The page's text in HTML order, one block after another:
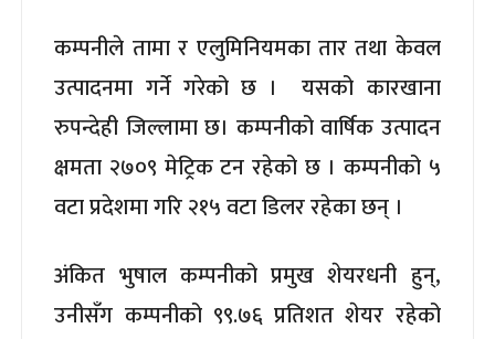
कम्पनीले तामा र एलुमिनियमका तार तथा केवल
उत्पादनमा गर्ने गरेको छ । यसको कारखाना
रुपन्देही जिल्लामा छ। कम्पनीको वार्षिक उत्पादन
क्षमता २७०९ मेट्रिक टन रहेको छ । कम्पनीको ५
वटा प्रदेशमा गरि २१५ वटा डिलर रहेका छन् ।
अंकित भुषाल कम्पनीको प्रमुख शेयरधनी हुन्,
उनीसँग कम्पनीको ९९.७६ प्रतिशत शेयर रहेको